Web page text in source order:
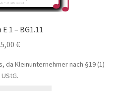
1 – BG1.11
5,00 €
da Kleinunternehmer nach §19 (1)
UStG.